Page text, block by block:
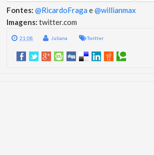
Fontes: @RicardoFraga e@willianmax
Imagens: twitter.com
21:08 Juliana Twitter